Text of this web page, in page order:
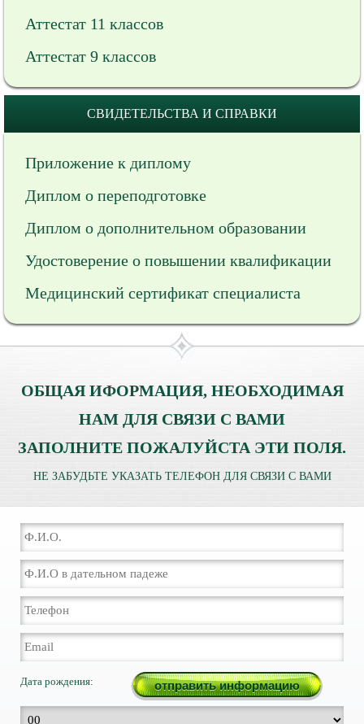
Аттестат 11 классов
Аттестат 9 классов
СВИДЕТЕЛЬСТВА И СПРАВКИ
Приложение к диплому
Диплом о переподготовке
Диплом о дополнительном образовании
Удостоверение о повышении квалификации
Медицинский сертификат специалиста
ОБЩАЯ ИФОРМАЦИЯ, НЕОБХОДИМАЯ
НАМ ДЛЯ СВЯЗИ С ВАМИ
ЗАПОЛНИТЕ ПОЖАЛУЙСТА ЭТИ ПОЛЯ.
НЕ ЗАБУДЬТЕ УКАЗАТЬ ТЕЛЕФОН ДЛЯ СВЯЗИ С ВАМИ
Дата рождения: